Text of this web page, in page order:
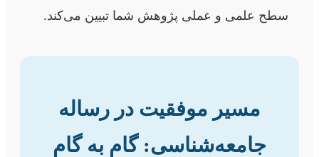
سطح علمی و عملی پژوهش شما تبیین می‌کند.
مسیر موفقیت در رساله
جامعه‌شناسی: گام به گام